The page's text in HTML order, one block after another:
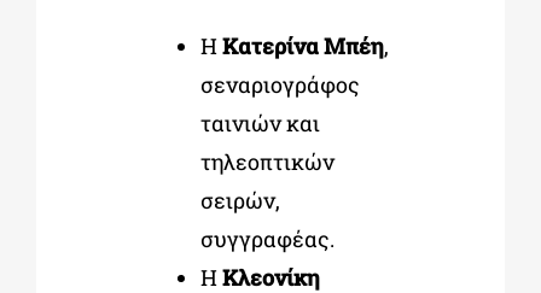
ΗΚατερίνα Μπέη,
σεναριογράφος
ταινιών και
τηλεοπτικών
σειρών,
συγγραφέας.
ΗΚλεονίκη